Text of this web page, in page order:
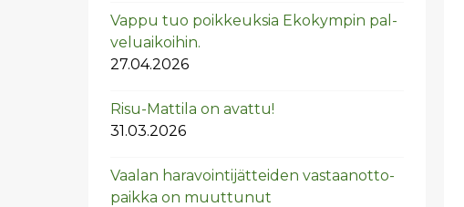
Vappu tuo poik­keuk­sia Eko­kym­pin pal­
ve­luai­koi­hin.
27.04.2026
Risu-Mat­ti­la on avat­tu!
31.03.2026
Vaa­lan ha­ra­voin­ti­jät­tei­den vas­taan­ot­to­
paik­ka on muut­tu­nut